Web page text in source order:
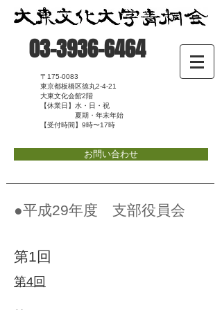
03-3936-6464
〒175-0083
東京都板橋区徳丸2-4-21
大東文化会館2階
【休業日】水・日・祝
夏期・年末年始
【受付時間】9時〜17時
お問い合わせ
●平成29年度 支部役員会
第1回
第4回